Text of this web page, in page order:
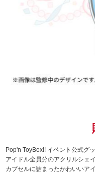
ガンダムシリーズ
ラブライブ！
ラブライブ！サンシャイン‼
Pop'n ToyBox!! イベント公式グ
アイドル全員分のアクリルシェ
カプセルに詰まったかわいいア